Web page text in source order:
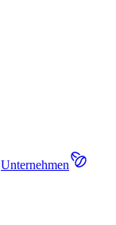
Unternehmen